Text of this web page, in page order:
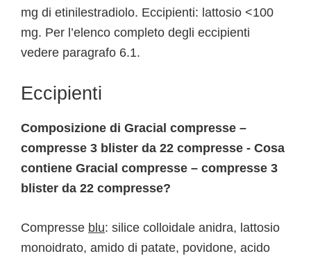
mg di etinilestradiolo. Eccipienti: lattosio <100
mg. Per l’elenco completo degli eccipienti
vedere paragrafo 6.1.
Eccipienti
Composizione di Gracial compresse –
compresse 3 blister da 22 compresse - Cosa
contiene Gracial compresse – compresse 3
blister da 22 compresse?
Compresse blu: silice colloidale anidra, lattosio
monoidrato, amido di patate, povidone, acido